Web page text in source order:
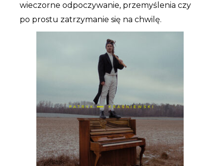
wieczorne odpoczywanie, przemyślenia czy
po prostu zatrzymanie się na chwilę.